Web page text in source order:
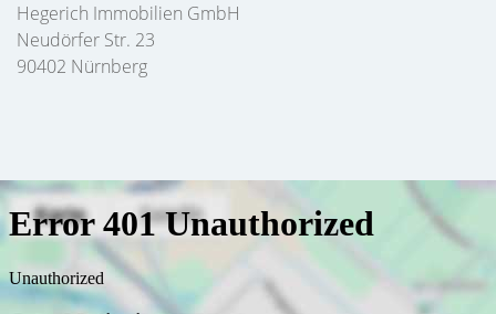
Hegerich Immobilien GmbH
Neudörfer Str. 23
90402 Nürnberg